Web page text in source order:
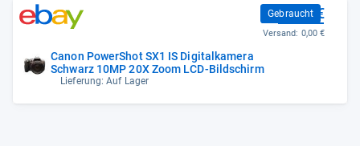
Canon PowerShot SX1 IS Digitalkamera
Schwarz 10MP 20X Zoom LCD-Bildschirm
Lieferung: Auf Lager
Gebraucht
59,95 €
Versand: 0,00 €